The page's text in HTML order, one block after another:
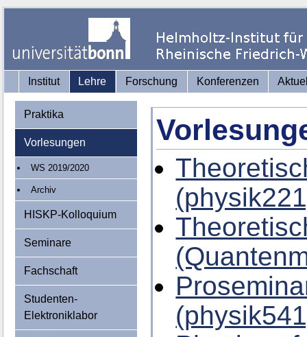
Institut Lehre Forschung Konferenzen
Praktika
Vorlesungen
WS 2019/2020
Archiv
HISKP-Kolloquium
Seminare
Fachschaft
Studenten-
Elektroniklabor